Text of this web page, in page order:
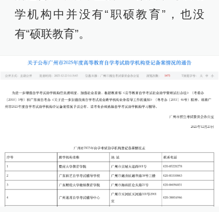
学机构中并没有“职硕教育”，也没
有“硕联教育”。